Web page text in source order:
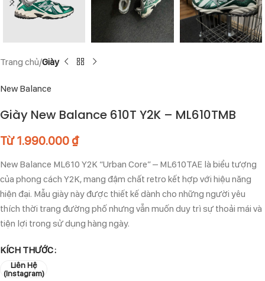
Trang chủ Giày
New Balance
Giày New Balance 610T Y2K – ML610TMB
Từ1.990.000 ₫
New Balance ML610 Y2K “Urban Core” – ML610TAE là biểu tượng
của phong cách Y2K, mang đậm chất retro kết hợp với hiệu năng
hiện đại. Mẫu giày này được thiết kế dành cho những người yêu
thích thời trang đường phố nhưng vẫn muốn duy trì sự thoải mái và
tiện lợi trong sử dụng hàng ngày.
KÍCH THƯỚC
Liên Hệ
(Instagram)